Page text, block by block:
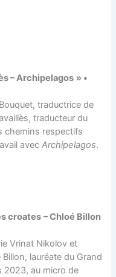
– Archipelagos » •
traductrice de
traducteur du
chemins respectifs
avecArchipelagos.
croates – Chloé Billon
Vrinat Nikolov et
lauréate du Grand
2023, au micro de